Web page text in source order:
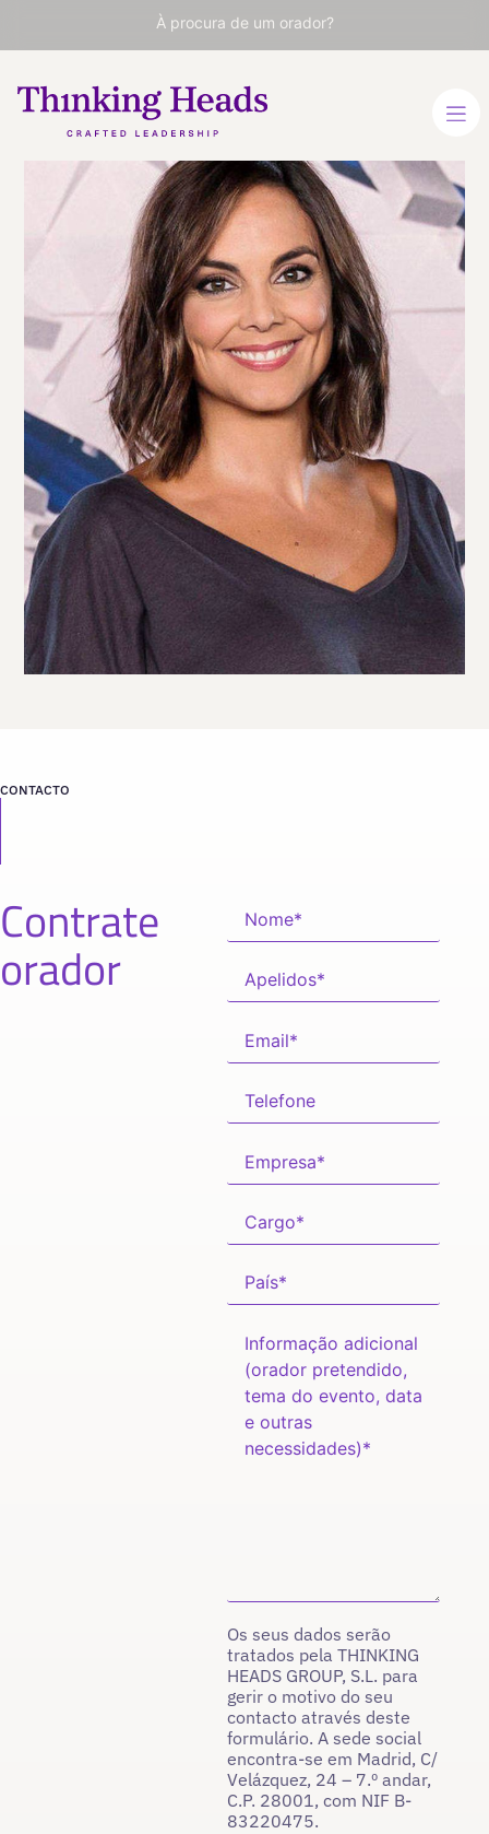
À procura de um orador?
Mónica
Carrillo
Apresentadora e escritora
ESPANHOL
INGLÊS
INGLÊS
VER PERFIL
Viaja
desde
ESPAÑA
MADRID
CONTACTO
Contrate
orador
Os seus dados serão
tratados pela THINKING
HEADS GROUP, S.L. para
gerir o motivo do seu
contacto através deste
formulário. A sede social
encontra-se em Madrid, C/
Velázquez, 24 – 7.º andar,
C.P. 28001, com NIF B-
83220475.